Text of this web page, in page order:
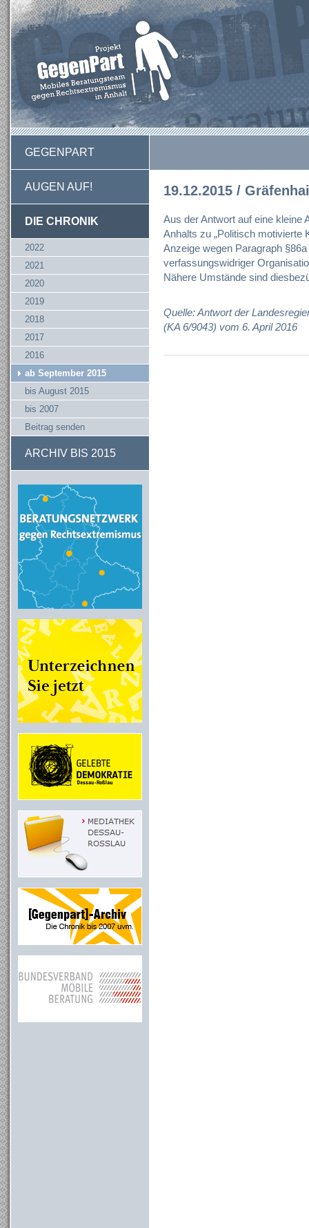
GEGENPART
AUGEN AUF!
DIE CHRONIK
2022
2021
2020
2019
2018
2017
2016
ab September 2015
bis August 2015
bis 2007
Beitrag senden
ARCHIV BIS 2015
19.12.2015 /
Aus der Antwort auf eine kleine
Anhalts zu „Politisch motivierte
Anzeige wegen Paragraph
verfassungswidriger
Nähere Umstände sind
Quelle: Antwort der
(KA 6/9043) vom 6. April 2016